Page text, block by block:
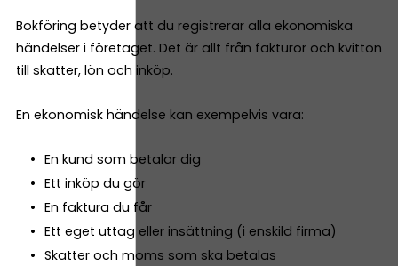
Bokföring betyder att du registrerar alla ekonomiska
händelser i företaget. Det är allt från fakturor och kvitton
till skatter, lön och inköp.
En ekonomisk händelse kan exempelvis vara:
En kund som betalar dig
Ett inköp du gör
En faktura du får
Ett eget uttag eller insättning (i enskild firma)
Skatter och moms som ska betalas